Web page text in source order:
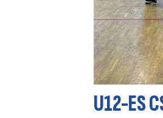
U12-ES